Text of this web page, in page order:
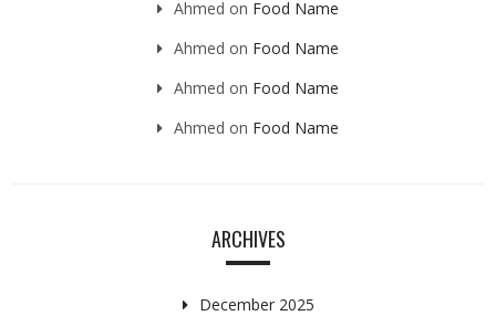
Ahmed on Food Name
Ahmed on Food Name
Ahmed on Food Name
Ahmed on Food Name
ARCHIVES
December 2025